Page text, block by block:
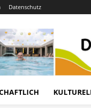
Datenschutz